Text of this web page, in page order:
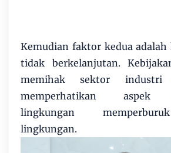
Kemudian faktor kedua
tidak berkelanjutan.
memihak sektor
memperhatikan aspek
lingkungan
lingkungan.